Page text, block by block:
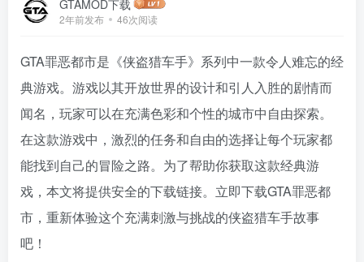
GTAMOD下载
2年前发布 46次阅读
GTA罪恶都市是《侠盗猎车手》系列中一款令人难忘的经
典游戏。游戏以其开放世界的设计和引人入胜的剧情而
闻名，玩家可以在充满色彩和个性的城市中自由探索。
在这款游戏中，激烈的任务和自由的选择让每个玩家都
能找到自己的冒险之路。为了帮助你获取这款经典游
戏，本文将提供安全的下载链接。立即下载GTA罪恶都
市，重新体验这个充满刺激与挑战的侠盗猎车手故事
吧！